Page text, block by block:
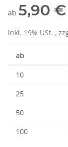
ab 5,90 €
inkl. 19% USt. ,
ab
10
25
50
100